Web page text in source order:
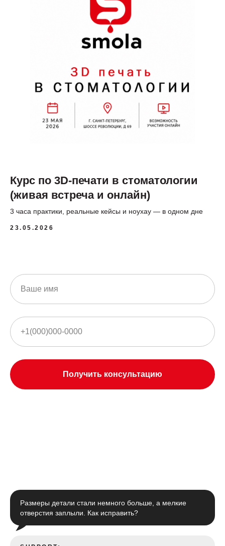
Курс по 3D-печати в стоматологии
(живая встреча и онлайн)
3 часа практики, реальные кейсы и ноухау — в одном дне
23.05.2026
Получить консультацию
Размеры детали стали немного больше, а мелкие
отверстия заплыли. Как исправить?